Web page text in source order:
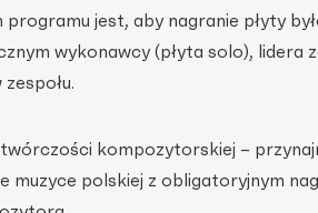
jest, aby nagranie płyty
wykonawcy (płyta solo), lidera
kompozytorskiej –
muzyce polskiej z obligatoryjnym